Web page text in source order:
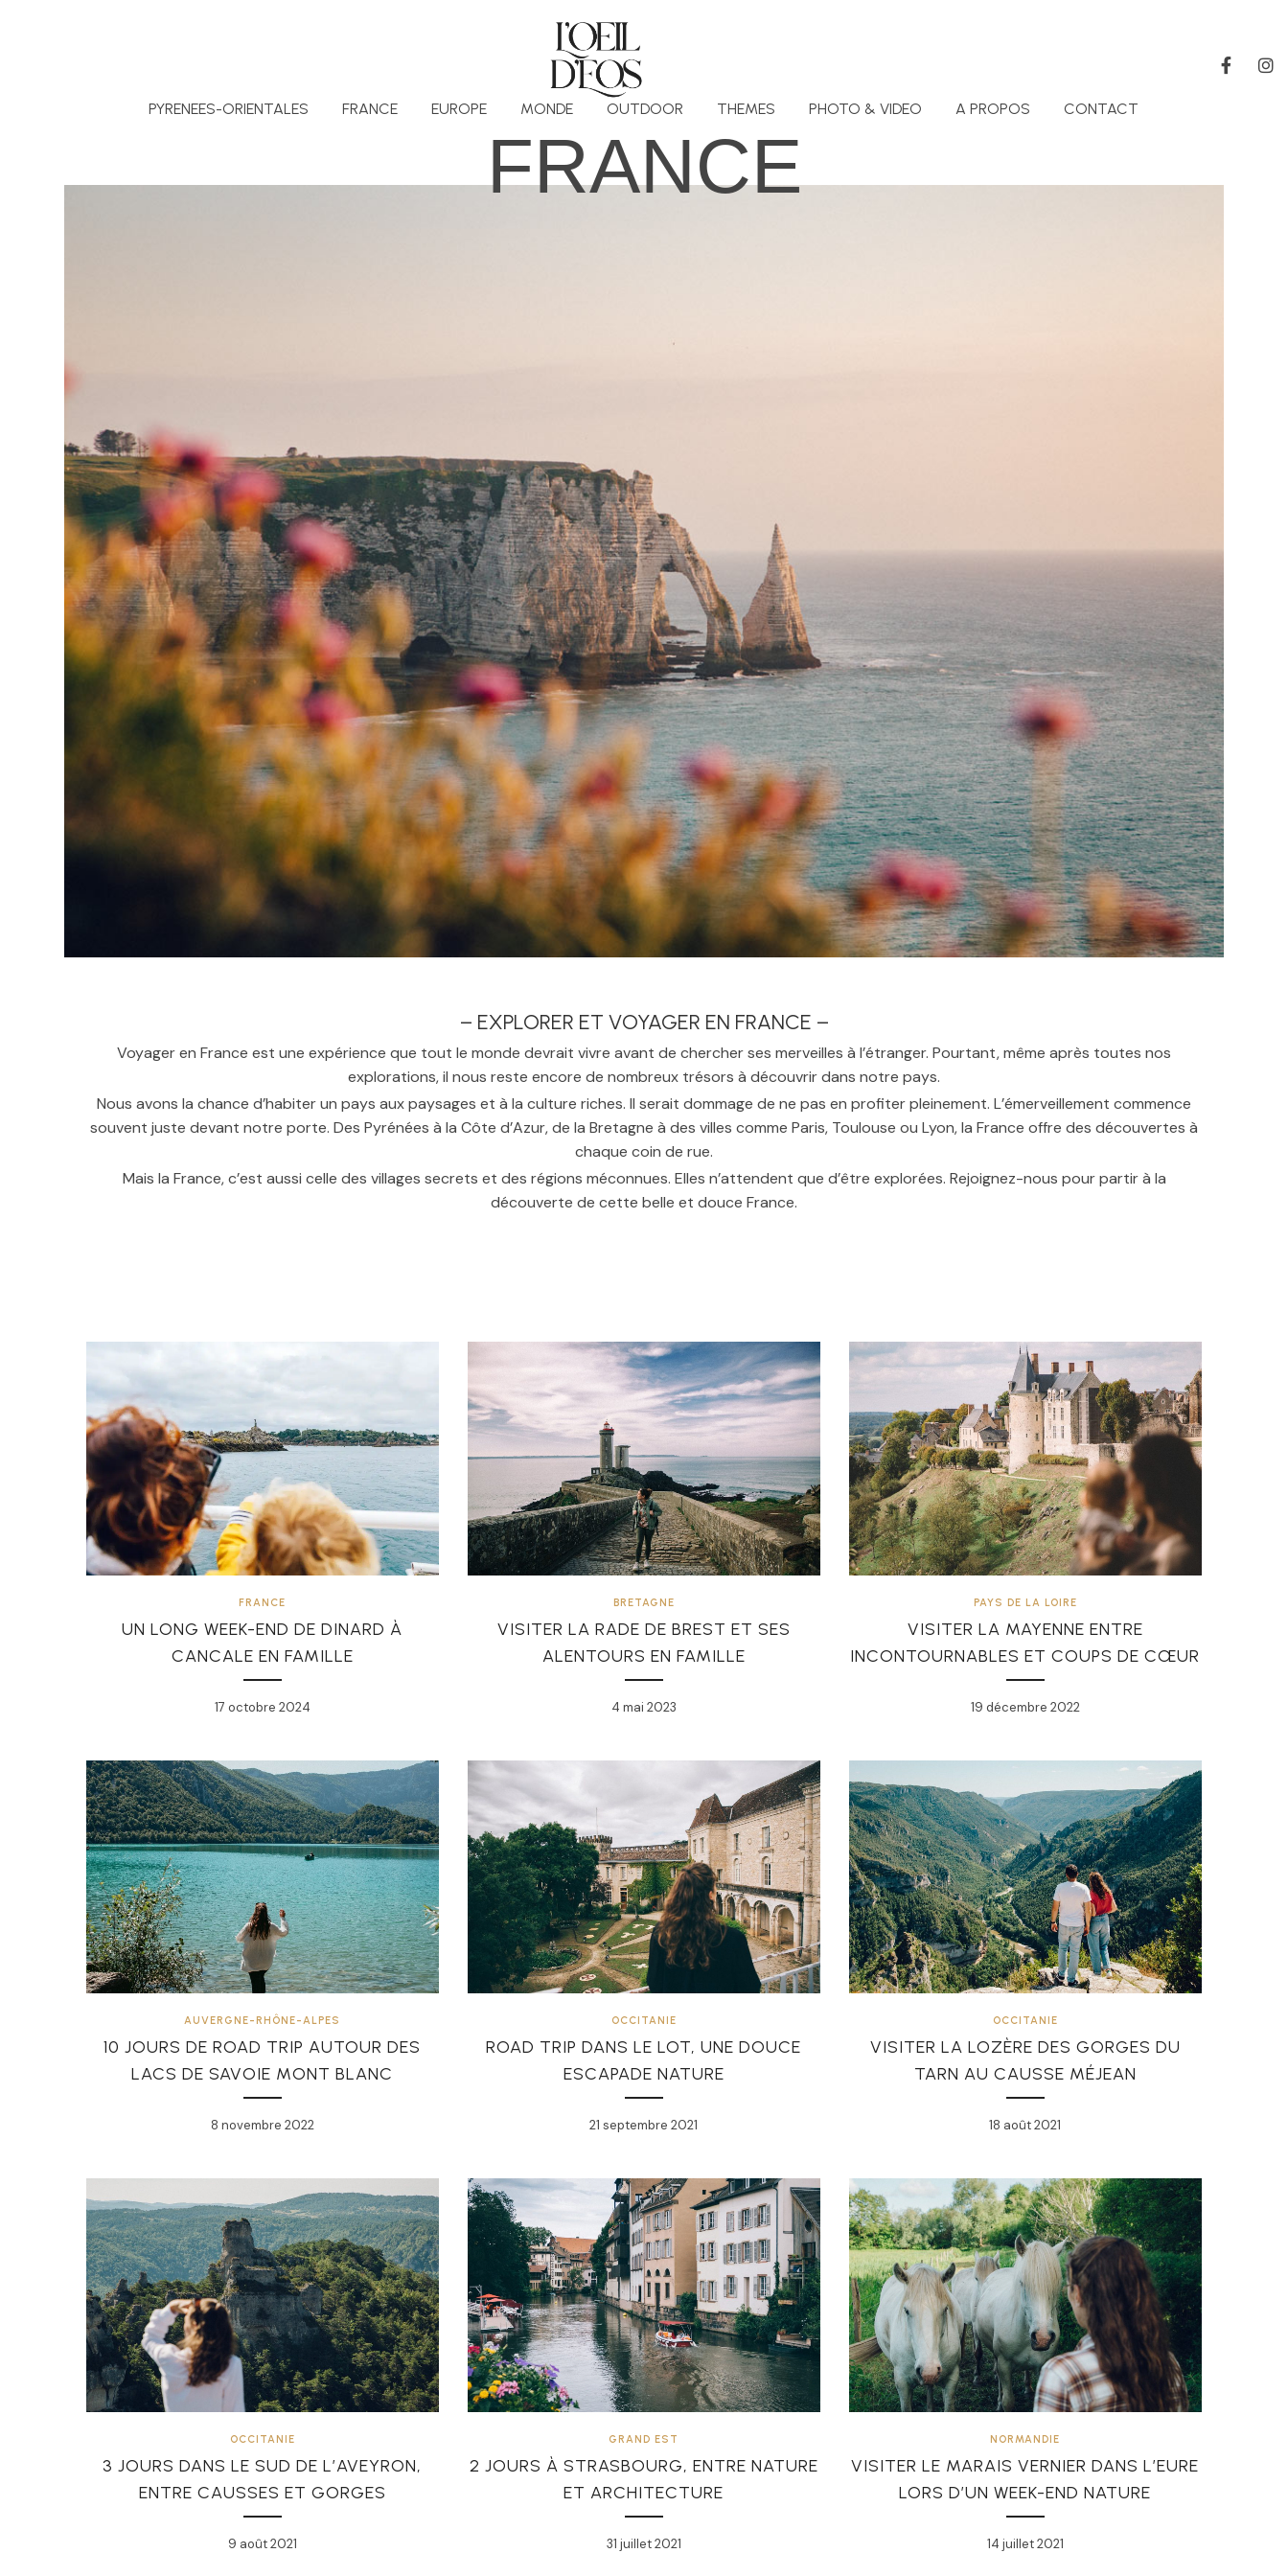
PYRENEES-ORIENTALES FRANCE EUROPE MONDE OUTDOOR THEMES PHOTO & VIDEO A PROPOS CONTACT
FRANCE
– EXPLORER ET VOYAGER EN FRANCE –
Voyager en France est une expérience que tout le monde devrait vivre avant de chercher ses merveilles à l’étranger. Pourtant, même après toutes nos
explorations, il nous reste encore de nombreux trésors à découvrir dans notre pays.
Nous avons la chance d’habiter un pays aux paysages et à la culture riches. Il serait dommage de ne pas en profiter pleinement. L’émerveillement commence
souvent juste devant notre porte. Des Pyrénées à la Côte d’Azur, de la Bretagne à des villes comme Paris, Toulouse ou Lyon, la France offre des découvertes à
chaque coin de rue.
Mais la France, c’est aussi celle des villages secrets et des régions méconnues. Elles n’attendent que d’être explorées. Rejoignez-nous pour partir à la
découverte de cette belle et douce France.
FRANCE
UN LONG WEEK-END DE DINARD À
CANCALE EN FAMILLE
17 octobre 2024
BRETAGNE
VISITER LA RADE DE BREST ET SES
ALENTOURS EN FAMILLE
4 mai 2023
PAYS DE LA LOIRE
VISITER LA MAYENNE ENTRE
INCONTOURNABLES ET COUPS DE CŒUR
19 décembre 2022
AUVERGNE-RHÔNE-ALPES
10 JOURS DE ROAD TRIP AUTOUR DES
LACS DE SAVOIE MONT BLANC
8 novembre 2022
OCCITANIE
ROAD TRIP DANS LE LOT, UNE DOUCE
ESCAPADE NATURE
21 septembre 2021
OCCITANIE
VISITER LA LOZÈRE DES GORGES DU
TARN AU CAUSSE MÉJEAN
18 août 2021
OCCITANIE
3 JOURS DANS LE SUD DE L’AVEYRON,
ENTRE CAUSSES ET GORGES
9 août 2021
GRAND EST
2 JOURS À STRASBOURG, ENTRE NATURE
ET ARCHITECTURE
31 juillet 2021
NORMANDIE
VISITER LE MARAIS VERNIER DANS L’EURE
LORS D’UN WEEK-END NATURE
14 juillet 2021